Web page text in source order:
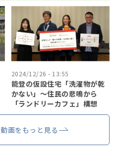
2024/12/26 - 13:55
能登の仮設住宅「洗濯物が乾
かない」〜住民の悲鳴から
「ランドリーカフェ」構想
画をもっと見る